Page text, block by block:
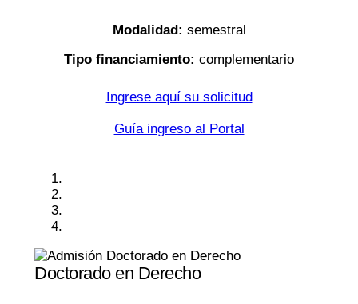
Modalidad: semestral
Tipo financiamiento: complementario
Ingrese aquí su solicitud
Guía ingreso al Portal
Doctorado en Derecho